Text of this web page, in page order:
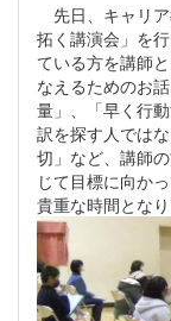
先日、キャリ
拓く講演会」を
ている方を講師
なえるためのお
量」、「早く行
訳を探す人では
切」など、講師
じて目標に向か
貴重な時間となり